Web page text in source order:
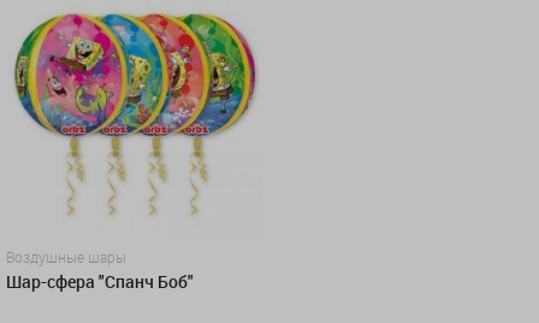
Воздушные шары
Шар-сфера "Спанч Боб"